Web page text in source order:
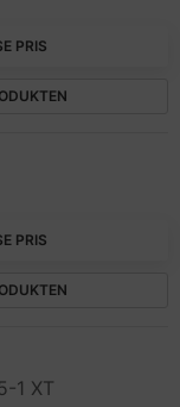
PRIS
PRIS
1 XT